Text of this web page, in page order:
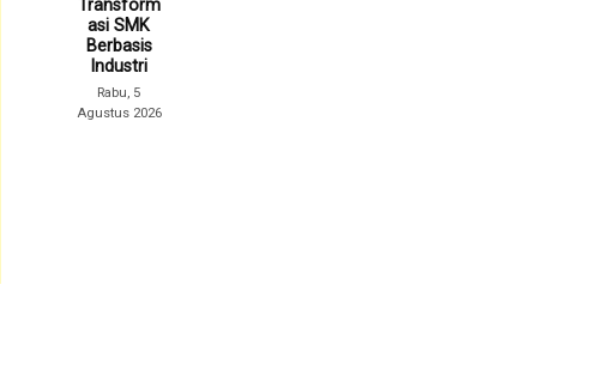
Transform
asi SMK
Berbasis
Industri
Rabu, 5
Agustus 2026